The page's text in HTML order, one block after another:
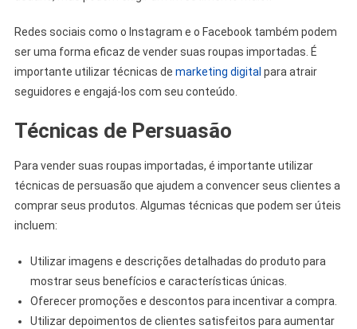
Redes sociais como o Instagram e o Facebook também podem
ser uma forma eficaz de vender suas roupas importadas. É
importante utilizar técnicas de marketing digital para atrair
seguidores e engajá-los com seu conteúdo.
Técnicas de Persuasão
Para vender suas roupas importadas, é importante utilizar
técnicas de persuasão que ajudem a convencer seus clientes a
comprar seus produtos. Algumas técnicas que podem ser úteis
incluem:
Utilizar imagens e descrições detalhadas do produto para
mostrar seus benefícios e características únicas.
Oferecer promoções e descontos para incentivar a compra.
Utilizar depoimentos de clientes satisfeitos para aumentar